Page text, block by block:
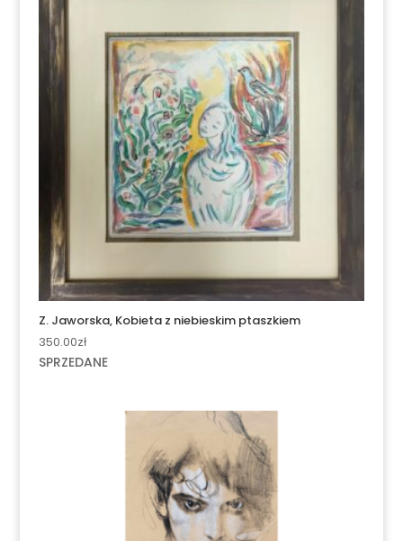
Z. Jaworska, Kobieta z niebieskim ptaszkiem
350.00zł
SPRZEDANE